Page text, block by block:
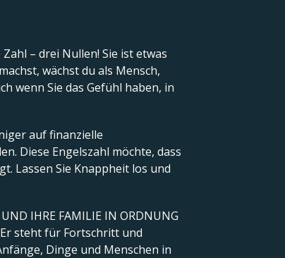
– drei Nullen! Sie ist etwas
wächst du als Mensch,
wenn Sie das Gefühl haben, in
auf finanzielle
Diese Engelszahl möchte, dass
Lassen Sie Knappheit los und
UND IHRE FAMILIE IN ORDNUNG
Er steht für Fortschritt und
Dinge und Menschen in